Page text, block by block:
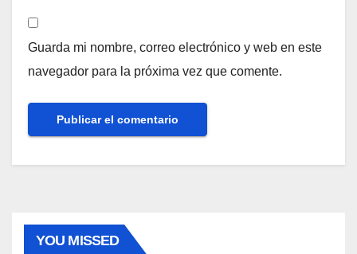
Guarda mi nombre, correo electrónico y web en este
navegador para la próxima vez que comente.
YOU MISSED